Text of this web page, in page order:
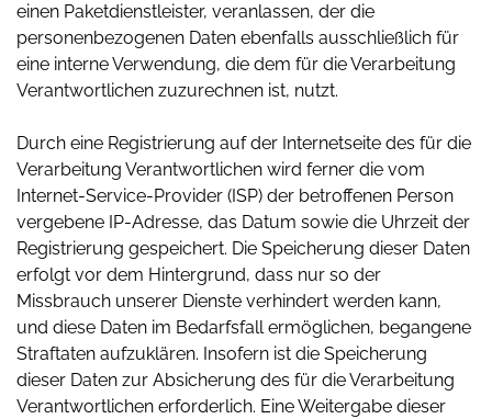
einen Paketdienstleister, veranlassen, der die
personenbezogenen Daten ebenfalls ausschließlich für
eine interne Verwendung, die dem für die Verarbeitung
Verantwortlichen zuzurechnen ist, nutzt.
Durch eine Registrierung auf der Internetseite des für die
Verarbeitung Verantwortlichen wird ferner die vom
Internet-Service-Provider (ISP) der betroffenen Person
vergebene IP-Adresse, das Datum sowie die Uhrzeit der
Registrierung gespeichert. Die Speicherung dieser Daten
erfolgt vor dem Hintergrund, dass nur so der
Missbrauch unserer Dienste verhindert werden kann,
und diese Daten im Bedarfsfall ermöglichen, begangene
Straftaten aufzuklären. Insofern ist die Speicherung
dieser Daten zur Absicherung des für die Verarbeitung
Verantwortlichen erforderlich. Eine Weitergabe dieser